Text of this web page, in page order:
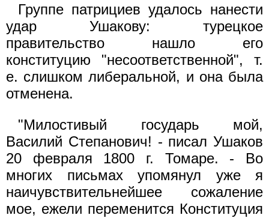
Группе патрициев удалось нанести
удар Ушакову: турецкое
правительство нашло его
конституцию "несоответственной", т.
е. слишком либеральной, и она была
отменена.
"Милостивый государь мой,
Василий Степанович! - писал Ушаков
20 февраля 1800 г. Томаре. - Во
многих письмах упомянул уже я
наичувствительнейшее сожаление
мое, ежели переменится Конституция